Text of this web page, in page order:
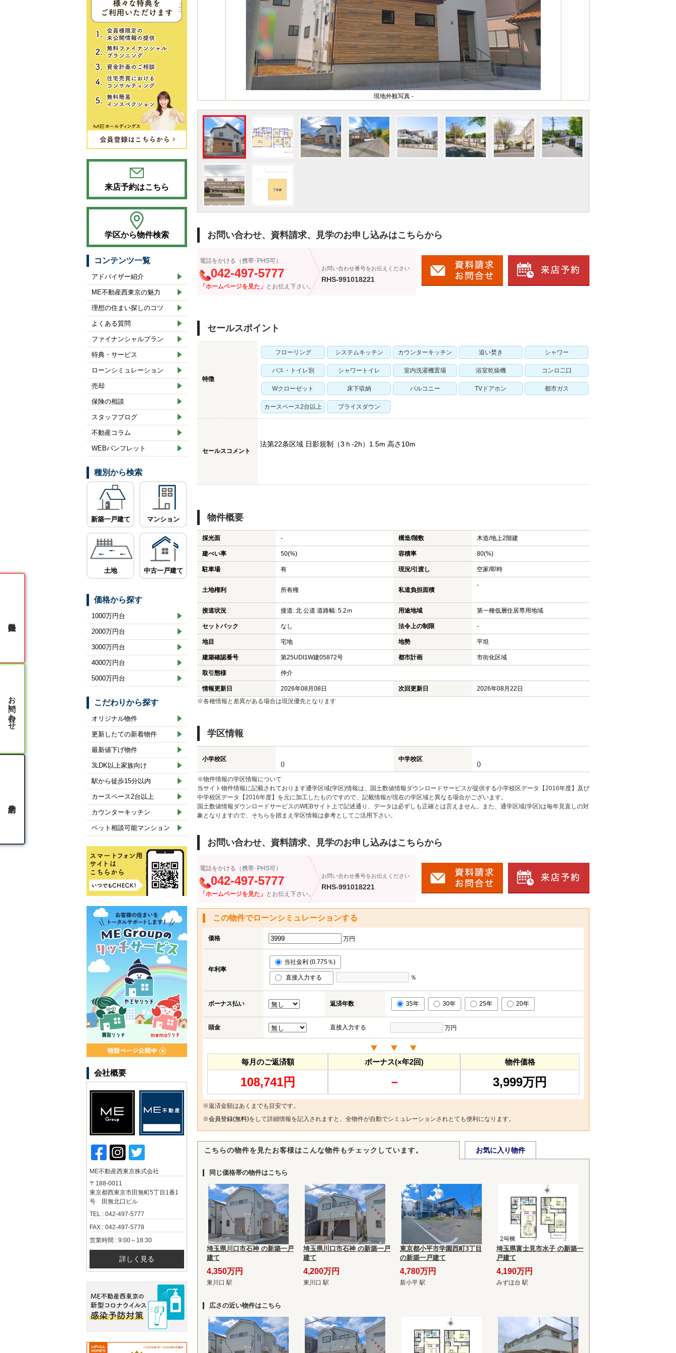
現地外観写真 -
お問い合わせ、資料請求、見学のお申し込みはこちらから
電話をかける（携帯･PHS可）
042-497-5777
「ホームページを見た」 とお伝え下さい。
お問い合わせ番号をお伝えください
RHS-991018221
セールスポイント
特徴
フローリング システムキッチン カウンターキッチン 追い焚き シャワー
バス・トイレ別 シャワートイレ 室内洗濯機置場 浴室乾燥機 コンロ二口
Wクローゼット 床下収納 バルコニー TVドアホン 都市ガス
カースペース2台以上 プライスダウン
セールスコメント
法第22条区域 日影規制（3ｈ-2h）1.5m 高さ10m
物件概要
採光面 - 構造/階数 木造/地上2階建
建ぺい率 50(%) 容積率 80(%)
駐車場 有 現況/引渡し 空家/即時
土地権利 所有権 私道負担面積
-
接道状況 接道: 北 公道 道路幅: 5.2ｍ 用途地域 第一種低層住居専用地域
セットバック なし 法令上の制限 -
地目 宅地 地勢 平坦
建築確認番号 第25UDI1W建05872号 都市計画 市街化区域
取引態様 仲介
情報更新日 2026年08月08日 次回更新日
2026年08月22日
※各種情報と差異がある場合は現況優先となります
学区情報
小学校区
()
中学校区
()
※物件情報の学区情報について
当サイト物件情報に記載されております通学区域(学区)情報は、国土数値情報ダウンロードサービスが提供する小学校区データ【2016年度】及び
中学校区データ【2016年度】を元に加工したものですので、記載情報が現在の学区域と異なる場合がございます。
国土数値情報ダウンロードサービスのWEBサイト上で記述通り、データは必ずしも正確とは言えません。また、通学区域(学区)は毎年見直しの対
象となりますので、そちらを踏まえ学区情報は参考としてご活用下さい。
お問い合わせ、資料請求、見学のお申し込みはこちらから
電話をかける（携帯･PHS可）
042-497-5777
「ホームページを見た」 とお伝え下さい。
お問い合わせ番号をお伝えください
RHS-991018221
この物件でローンシミュレーションする
価格 万円
年利率
当社金利 (0.775％)
直接入力する ％
ボーナス払い 返済年数 35年 30年 25年 20年
頭金 直接入力する 万円
毎月のご返済額
108,741円
ボーナス(×年2回)
－
物件価格
3,999万円
※返済金額はあくまでも目安です。
※会員登録(無料)をして詳細情報を記入されますと、全物件が自動でシミュレーションされとても便利になります。
こちらの物件を見たお客様はこんな物件もチェックしています。 お気に入り物件
同じ価格帯の物件はこちら
埼玉県川口市石神 の新築一戸
建て
4,350万円
東川口 駅
埼玉県川口市石神 の新築一戸
建て
4,200万円
東川口 駅
東京都小平市学園西町3丁目
の新築一戸建て
4,780万円
新小平 駅
埼玉県富士見市水子 の新築一
戸建て
4,190万円
みずほ台 駅
広さの近い物件はこちら
来店予約はこちら
学区から物件検索
コンテンツ一覧
アドバイザー紹介
ME不動産西東京の魅力
理想の住まい探しのコツ
よくある質問
ファイナンシャルプラン
特典・サービス
ローンシミュレーション
売却
保険の相談
スタッフブログ
不動産コラム
WEBパンフレット
種別から検索
新築一戸建て マンション
土地 中古一戸建て
価格から探す
1000万円台
2000万円台
3000万円台
4000万円台
5000万円台
こだわりから探す
オリジナル物件
更新したての新着物件
最新値下げ物件
3LDK以上家族向け
駅から徒歩15分以内
カースペース2台以上
カウンターキッチン
ペット相談可能マンション
会社概要
ME不動産西東京株式会社
〒188-0011
東京都西東京市田無町5丁目1番1
号 田無北口ビル
TEL : 042-497-5777
FAX : 042-497-5778
営業時間 : 9:00～18:30
詳しく見る
お問い合わせ